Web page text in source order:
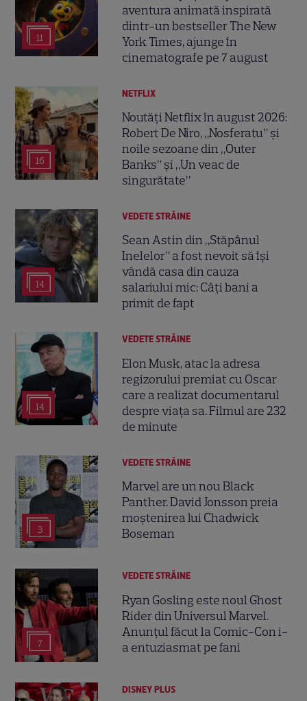
11
aventura animată inspirată
dintr-un bestseller The New
York Times, ajunge în
cinematografe pe 7 august
16
NETFLIX
Noutăți Netflix în august 2026:
Robert De Niro, „Nosferatu” și
noile sezoane din „Outer
Banks” și „Un veac de
singurătate”
14
VEDETE STRĂINE
Sean Astin din „Stăpânul
Inelelor” a fost nevoit să își
vândă casa din cauza
salariului mic: Câți bani a
primit de fapt
14
VEDETE STRĂINE
Elon Musk, atac la adresa
regizorului premiat cu Oscar
care a realizat documentarul
despre viața sa. Filmul are 232
de minute
3
VEDETE STRĂINE
Marvel are un nou Black
Panther. David Jonsson preia
moștenirea lui Chadwick
Boseman
7
VEDETE STRĂINE
Ryan Gosling este noul Ghost
Rider din Universul Marvel.
Anunțul făcut la Comic-Con i-
a entuziasmat pe fani
DISNEY PLUS